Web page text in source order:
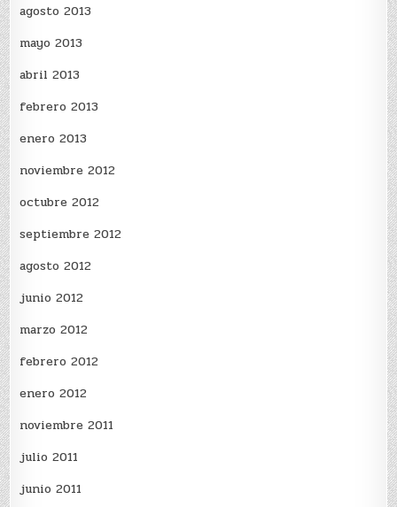
agosto 2013
mayo 2013
abril 2013
febrero 2013
enero 2013
noviembre 2012
octubre 2012
septiembre 2012
agosto 2012
junio 2012
marzo 2012
febrero 2012
enero 2012
noviembre 2011
julio 2011
junio 2011